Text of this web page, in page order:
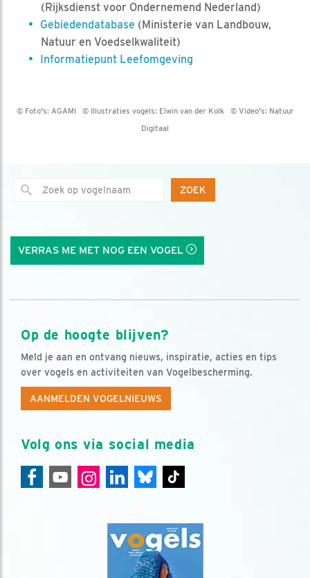
(Rijksdienst voor Ondernemend Nederland)
Gebiedendatabase (Ministerie van Landbouw,
Natuur en Voedselkwaliteit)
Informatiepunt Leefomgeving
© Foto's: AGAMI© Illustraties vogels: Elwin van der Kolk© Video's: Natuur
Digitaal
ZOEK
VERRAS ME MET NOG EEN VOGEL
Op de hoogte blijven?
Meld je aan en ontvang nieuws, inspiratie, acties en tips
over vogels en activiteiten van Vogelbescherming.
AANMELDEN VOGELNIEUWS
Volg ons via social media